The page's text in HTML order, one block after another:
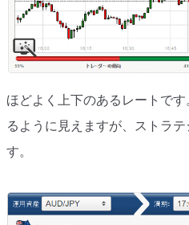
トレンド順張り
MACD
トレーダーズ・チョイス
ほどよく上下のあるレートで
るように見えますが、ストラ
す。